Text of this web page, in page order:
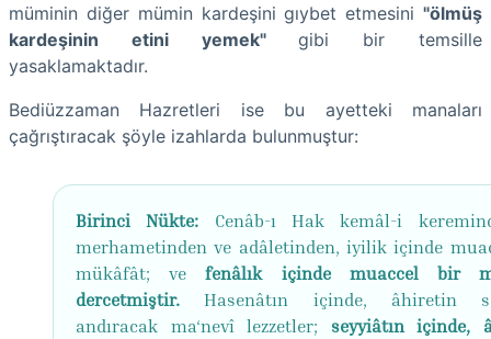
müminin diğer mümin kardeşini gıybet etmesini "ölmüş
kardeşinin etini yemek"gibi bir temsille
yasaklamaktadır.
Bediüzzaman Hazretleri ise bu ayetteki manaları
çağrıştıracak şöyle izahlarda bulunmuştur:
Birinci Nükte: Cenâb-ı Hak kemâl-i
merhametinden ve adâletinden, iyilik içinde
mükâfât; vefenâlık içinde muaccel bir
dercetmiştir. Hasenâtın içinde, âhiretin
andıracak ma‘nevî lezzetler; seyyiâtın içinde,